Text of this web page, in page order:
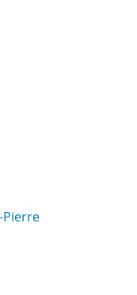
Pierre